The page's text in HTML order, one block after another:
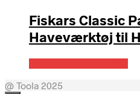
Fiskars Classic
Haveværktøj til
@ Toola 2025